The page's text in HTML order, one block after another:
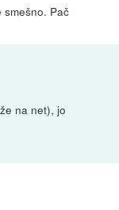
smešno. Pač
na net), jo